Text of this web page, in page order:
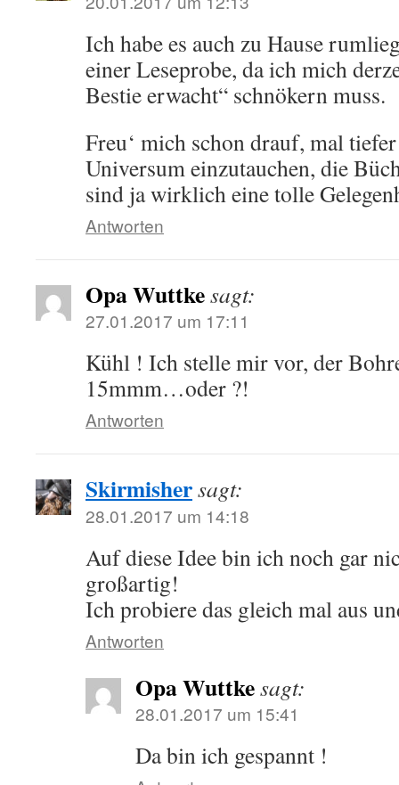
Ich habe es auch zu Hause
einer Leseprobe, da ich mich
Bestie erwacht“ schnökern muss.
Freu‘ mich schon drauf, mal
Universum einzutauchen, die
sind ja wirklich eine tolle
Antworten
Opa Wuttkesagt:
27.01.2017 um 17:11
Kühl ! Ich stelle mir vor, der
15mmm…oder ?!
Antworten
Skirmishersagt:
28.01.2017 um 14:18
Auf diese Idee bin ich noch gar
großartig!
Ich probiere das gleich mal aus
Antworten
Opa Wuttkesagt:
28.01.2017 um 15:41
Da bin ich gespannt !